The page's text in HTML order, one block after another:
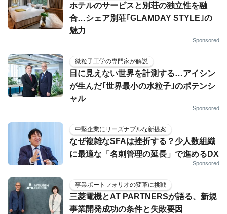
ホテルのサービスと別荘の独立性を融
合…シェア別荘｢GLAMDAY STYLE｣の
魅力
Sponsored
微粒子工学の専門家が解説
目に見えない世界を計測する…アイシン
が生んだ｢世界最小の水粒子｣のポテンシ
ャル
Sponsored
中堅企業にリーズナブルな新提案
なぜ複雑なSFAは挫折する？少人数組織
に最適な「名刺管理の延長」で進めるDX
Sponsored
事業ポートフォリオの変革に挑戦
三菱電機とAT PARTNERSが語る、新規
事業開発成功の条件と失敗要因